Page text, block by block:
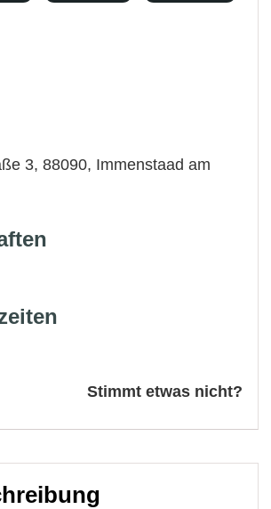
3, 88090, Immenstaad am
Stimmt etwas nicht?